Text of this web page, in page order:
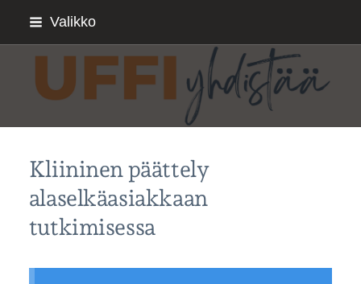
Siirry
sisältöön
Valikko
Sivuston etusivulle
Kliininen päättely
alaselkäasiakkaan
tutkimisessa